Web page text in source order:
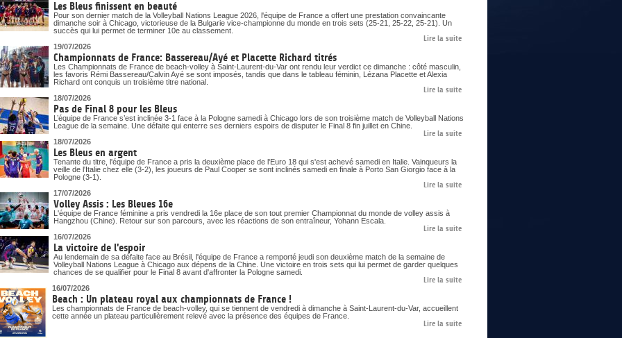
Les Bleus finissent en beauté
Pour son dernier match de la Volleyball Nations League 2026, l'équipe de France a offert une prestation convaincante
dimanche soir à Chicago, victorieuse de la Bulgarie vice-championne du monde en trois sets (25-21, 25-22, 25-21). Un
succès qui lui permet de terminer 10e au classement.
Lire la suite
19/07/2026
Championnats de France: Bassereau/Ayé et Placette Richard titrés
Les Championnats de France de beach-volley à Saint-Laurent-du-Var ont rendu leur verdict ce dimanche : côté masculin,
les favoris Rémi Bassereau/Calvin Ayé se sont imposés, tandis que dans le tableau féminin, Lézana Placette et Alexia
Richard ont conquis un troisième titre national.
Lire la suite
18/07/2026
Pas de Final 8 pour les Bleus
L’équipe de France s’est inclinée 3-1 face à la Pologne samedi à Chicago lors de son troisième match de Volleyball Nations
League de la semaine. Une défaite qui enterre ses derniers espoirs de disputer le Final 8 fin juillet en Chine.
Lire la suite
18/07/2026
Les Bleus en argent
Tenante du titre, l'équipe de France a pris la deuxième place de l'Euro 18 qui s'est achevé samedi en Italie. Vainqueurs la
veille de l'Italie chez elle (3-2), les joueurs de Paul Cooper se sont inclinés samedi en finale à Porto San Giorgio face à la
Pologne (3-1).
Lire la suite
17/07/2026
Volley Assis : Les Bleues 16e
L'équipe de France féminine a pris vendredi la 16e place de son tout premier Championnat du monde de volley assis à
Hangzhou (Chine). Retour sur son parcours, avec les réactions de son entraîneur, Yohann Escala.
Lire la suite
16/07/2026
La victoire de l'espoir
Au lendemain de sa défaite face au Brésil, l'équipe de France a remporté jeudi son deuxième match de la semaine de
Volleyball Nations League à Chicago aux dépens de la Chine. Une victoire en trois sets qui lui permet de garder quelques
chances de se qualifier pour le Final 8 avant d'affronter la Pologne samedi.
Lire la suite
16/07/2026
Beach : Un plateau royal aux championnats de France !
Les championnats de France de beach-volley, qui se tiennent de vendredi à dimanche à Saint-Laurent-du-Var, accueillent
cette année un plateau particulièrement relevé avec la présence des équipes de France.
Lire la suite